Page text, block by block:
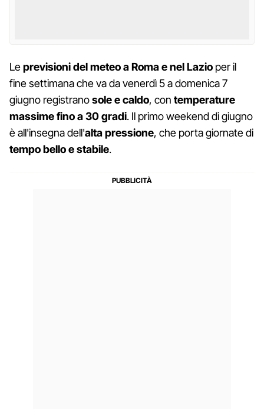
Leprevisioni del meteo a Roma e nel Lazio per il
fine settimana che va da venerdì 5 a domenica 7
giugno registranosole e caldo, con temperature
massime fino a 30 gradi. Il primo weekend di giugno
è all'insegna dell'alta pressione, che porta giornate di
tempo bello e stabile.